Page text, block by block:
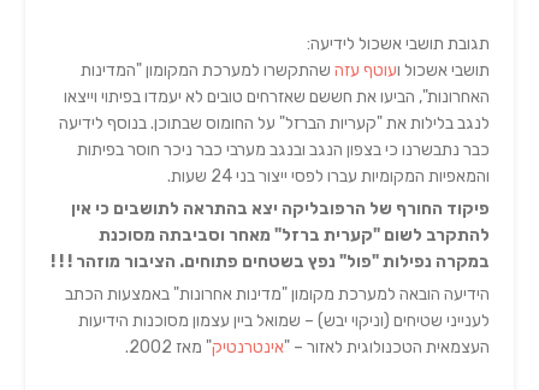
תגובת תושבי אשכול לידיעה:
תושבי אשכול ועוטף עזה שהתקשרו למערכת המקומון "המדינות
האחרונות", הביעו את חששם שאזרחים טובים לא יעמדו בפיתוי וייצאו
לנגב בלילות את "קעריות הברזל" על החומוס שבתוכן. בנוסף לידיעה
כבר נתבשרנו כי בצפון הנגב ובנגב מערבי כבר ניכר חוסר בפיתות
והמאפיות המקומיות עברו לפסי ייצור בני 24 שעות.
פיקוד החורף של הרפובליקה יצא בהתראה לתושבים כי אין
להתקרב לשום "קערית ברזל" מאחר וסביבתה מסוכנת
במקרה נפילות "פול" נפץ בשטחים פתוחים. הציבור מוזהר ! ! !
הידיעה הובאה למערכת מקומון "מדינות אחרונות" באמצעות הכתב
לענייני שטיחים (וניקוי יבש) – שמואל ביין עצמון מסוכנות הידיעות
העצמאית הטכנולוגית לאזור – "אינטרנטיק" מאז 2002.